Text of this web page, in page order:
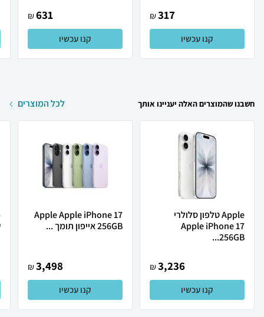
317
₪
קנו עכשיו
631
₪
קנו עכשיו
חשבנו שהמוצרים האלה יעניינו אותך לכל המוצרים
Apple טלפון סלולרי
Apple iPhone 17
256GB...
3,236
₪
קנו עכשיו
Apple Apple iPhone 17
256GB אייפון תומך ...
3,498
₪
קנו עכשיו